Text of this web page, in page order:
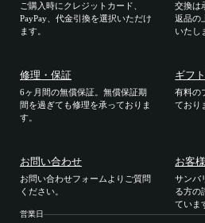
ご購入時にクレジットカード、
PayPay、代金引換を選択いただけ
ます。
交換は
返品の
いたし
修理・保証
6ヶ月間の無償保証。無償保証期
間を過ぎても修理を承っておりま
す。
ギフ
有料の
ており
お問い合わせ
お問い合わせフォームよりご質問
ください。
お客
サンバ
る方の
ていま
営業日